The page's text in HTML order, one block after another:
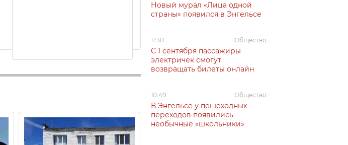
Новый мурал «Лица одной
страны» появился в Энгельсе
11:30 Общество
С 1 сентября пассажиры
электричек смогут
возвращать билеты онлайн
10:49 Общество
В Энгельсе у пешеходных
переходов появились
необычные «школьники»